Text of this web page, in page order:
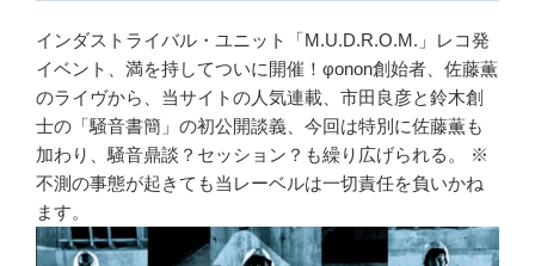
インダストライバル・ユニット「M.U.D.R.O.M.」レコ発
イベント、満を持してついに開催！φonon創始者、佐藤薫
のライヴから、当サイトの人気連載、市田良彦と鈴木創
士の「騒音書簡」の初公開談義、今回は特別に佐藤薫も
加わり、騒音鼎談？セッション？も繰り広げられる。 ※
不測の事態が起きても当レーベルは一切責任を負いかね
ます。